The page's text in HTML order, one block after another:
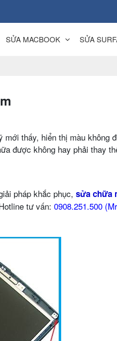
SỬA MACBOOK SỬA
thấy, hiển thị màu không
được không hay phải thay
pháp khắc phục, sửa chữa
tư vấn: 0908.251.500